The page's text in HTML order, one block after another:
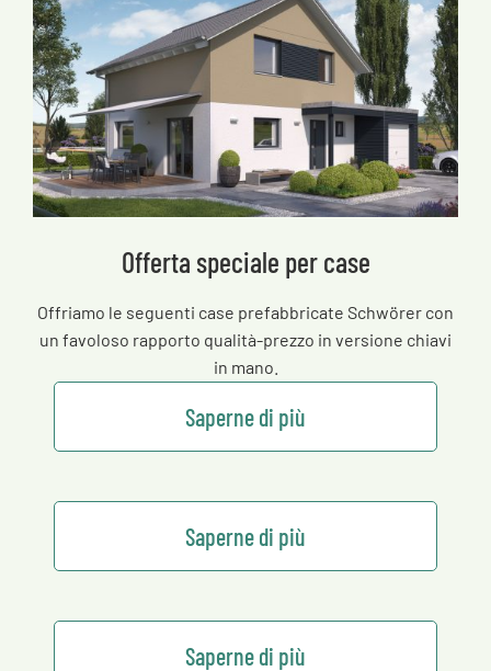
Offerta speciale per case
Offriamo le seguenti case prefabbricate Schwörer con
un favoloso rapporto qualità-prezzo in versione chiavi
in mano.
Saperne di più
Saperne di più
Saperne di più